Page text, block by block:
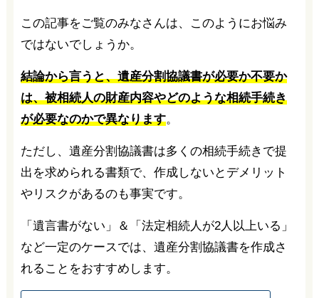
この記事をご覧のみなさんは、このようにお悩み
ではないでしょうか。
結論から言うと、遺産分割協議書が必要か不要か
は、被相続人の財産内容やどのような相続手続き
が必要なのかで異なります。
ただし、遺産分割協議書は多くの相続手続きで提
出を求められる書類で、作成しないとデメリット
やリスクがあるのも事実です。
「遺言書がない」＆「法定相続人が2人以上いる」
など一定のケースでは、遺産分割協議書を作成さ
れることをおすすめします。